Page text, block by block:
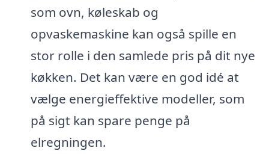
som ovn, køleskab og
opvaskemaskine kan også spille en
stor rolle i den samlede pris på dit nye
køkken. Det kan være en god idé at
vælge energieffektive modeller, som
på sigt kan spare penge på
elregningen.